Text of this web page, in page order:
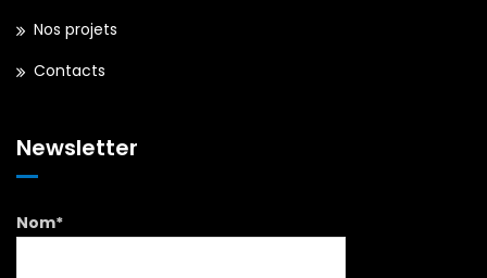
Nos projets
Contacts
Newsletter
Nom*